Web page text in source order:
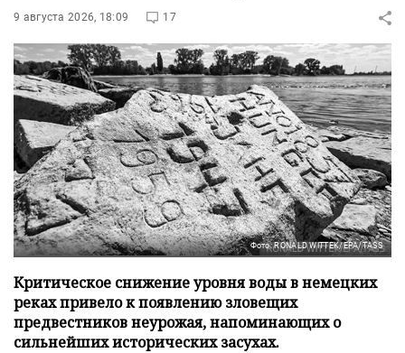
9 августа 2026, 18:09 17
Фото: RONALD WITTEK/EPA/TASS
Критическое снижение уровня воды в немецких
реках привело к появлению зловещих
предвестников неурожая, напоминающих о
сильнейших исторических засухах.